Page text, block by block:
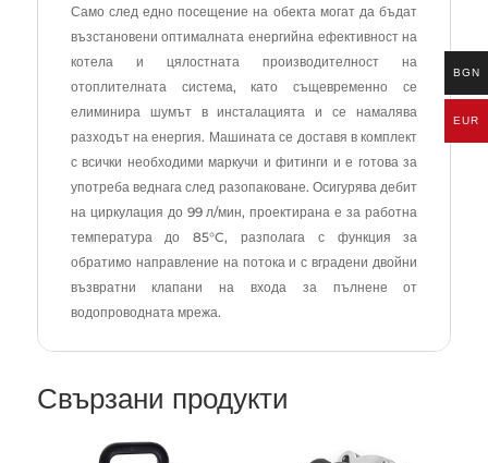
Само след едно посещение на обекта могат да бъдат
възстановени оптималната енергийна ефективност на
котела и цялостната производителност на
отоплителната система, като същевременно се
елиминира шумът в инсталацията и се намалява
разходът на енергия. Машината се доставя в комплект
с всички необходими маркучи и фитинги и е готова за
употреба веднага след разопаковане. Осигурява дебит
на циркулация до 99 л/мин, проектирана е за работна
температура до 85°C, разполага с функция за
обратимо направление на потока и с вградени двойни
възвратни клапани на входа за пълнене от
водопроводната мрежа.
Свързани продукти
BGN
EUR